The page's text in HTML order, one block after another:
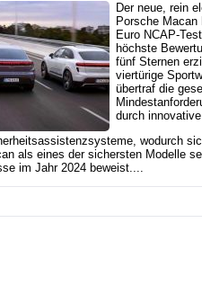
Der neue, rein
Porsche Macan
Euro NCAP-
höchste
fünf Sternen
viertürige
übertraf die
durch innovative
wodurch
als eines der sichersten Modelle
im Jahr 2024 beweist....